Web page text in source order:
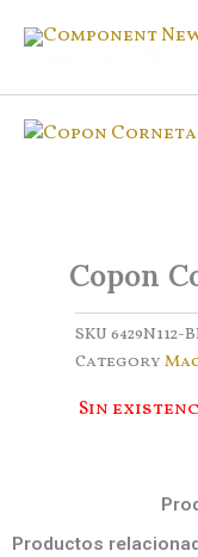
Copon
SKU 6429N112-
Category
Sin
Productos